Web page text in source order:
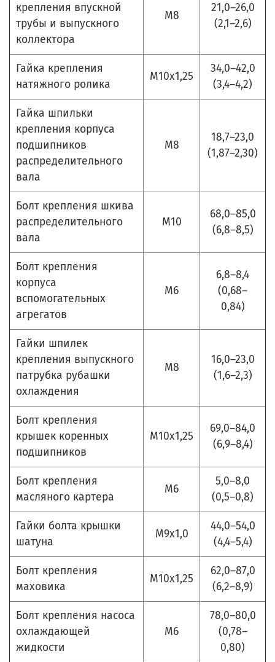
крепления впускной
трубы и выпускного
коллектора
М8
21,0–26,0
(2,1–2,6)
Гайка крепления
натяжного ролика
М10х1,25
34,0–42,0
(3,4–4,2)
Гайка шпильки
крепления корпуса
подшипников
распределительного
вала
М8
18,7–23,0
(1,87–2,30)
Болт крепления шкива
распределительного
вала
М10
68,0–85,0
(6,8–8,5)
Болт крепления
корпуса
вспомогательных
агрегатов
М6
6,8–8,4
(0,68–
0,84)
Гайки шпилек
крепления выпускного
патрубка рубашки
охлаждения
М8
16,0–23,0
(1,6–2,3)
Болт крепления
крышек коренных
подшипников
М10х1,25
69,0–84,0
(6,9–8,4)
Болт крепления
масляного картера
М6
5,0–8,0
(0,5–0,8)
Гайки болта крышки
шатуна
М9х1,0
44,0–54,0
(4,4–5,4)
Болт крепления
маховика
М10х1,25
62,0–87,0
(6,2–8,9)
Болт крепления насоса
охлаждающей
жидкости
М6
78,0–80,0
(0,78–
0,80)